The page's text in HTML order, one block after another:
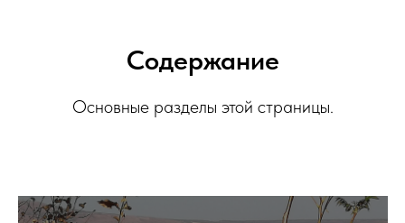
Содержание
Основные разделы этой страницы.